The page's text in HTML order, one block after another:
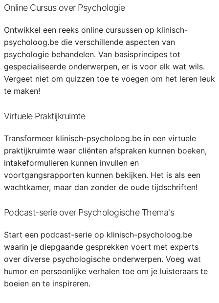
Online Cursus over Psychologie
Ontwikkel een reeks online cursussen op klinisch-
psycholoog.be die verschillende aspecten van
psychologie behandelen. Van basisprincipes tot
gespecialiseerde onderwerpen, er is voor elk wat wils.
Vergeet niet om quizzen toe te voegen om het leren leuk
te maken!
Virtuele Praktijkruimte
Transformeer klinisch-psycholoog.be in een virtuele
praktijkruimte waar cliënten afspraken kunnen boeken,
intakeformulieren kunnen invullen en
voortgangsrapporten kunnen bekijken. Het is als een
wachtkamer, maar dan zonder de oude tijdschriften!
Podcast-serie over Psychologische Thema's
Start een podcast-serie op klinisch-psycholoog.be
waarin je diepgaande gesprekken voert met experts
over diverse psychologische onderwerpen. Voeg wat
humor en persoonlijke verhalen toe om je luisteraars te
boeien en te inspireren.